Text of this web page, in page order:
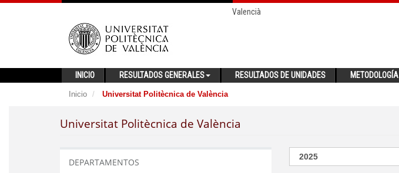
Valencià
INICIO RESULTADOS GENERALES RESULTADOS DE UNIDADES METODOLOGÍA
Inicio Universitat Politècnica de València
Universitat Politècnica de València
DEPARTAMENTOS